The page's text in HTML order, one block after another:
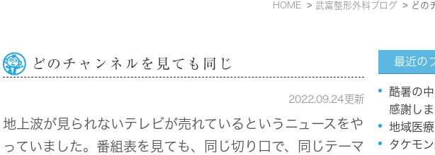
HOME 武富整形外科ブログ
どのチャンネルを見ても同じ
2022.09.24更新
地上波が見られないテレビが売れているというニュースをや
っていました。番組表を見ても、同じ切り口で、同じテーマ
最近の
酷暑の
感謝しま
地域医
タケモ